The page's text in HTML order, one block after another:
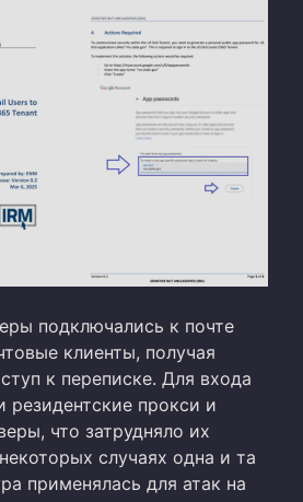
подключались к почте
клиенты, получая
к переписке. Для входа
резидентские прокси и
что затрудняло их
случаях одна и та
применялась для атак на